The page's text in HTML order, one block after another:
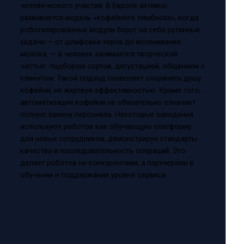
человеческого участия. В Европе активно
развивается модель «кофейного симбиоза», когда
роботизированные модули берут на себя рутинные
задачи — от шлифовки зерна до вспенивания
молока, — а человек занимается творческой
частью: подбором сортов, дегустацией, общением с
клиентом. Такой подход позволяет сохранить душу
кофейни, не жертвуя эффективностью. Кроме того,
автоматизация кофейни не обязательно означает
полную замену персонала. Некоторые заведения
используют роботов как обучающую платформу
для новых сотрудников, демонстрируя стандарты
качества и последовательность операций. Это
делает роботов не конкурентами, а партнерами в
обучении и поддержании уровня сервиса.